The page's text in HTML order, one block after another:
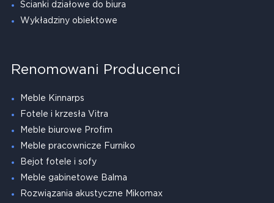
Ścianki działowe do biura
Wykładziny obiektowe
Renomowani Producenci
Meble Kinnarps
Fotele i krzesła Vitra
Meble biurowe Profim
Meble pracownicze Furniko
Bejot fotele i sofy
Meble gabinetowe Balma
Rozwiązania akustyczne Mikomax